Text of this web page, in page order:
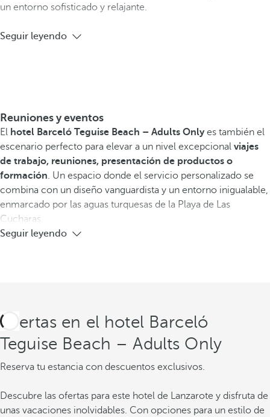
un entorno sofisticado y relajante.
Seguir leyendo
Reuniones y eventos
El hotel Barceló Teguise Beach – Adults Onlyes también el
escenario perfecto para elevar a un nivel excepcional viajes
de trabajo, reuniones, presentación de productos o
formación. Un espacio donde el servicio personalizado se
combina con un diseño vanguardista y un entorno inigualable,
enmarcado por las aguas turquesas de la Playa de Las
Cucharas.
Seguir leyendo
Ofertas en el hotel Barceló
Teguise Beach – Adults Only
Reserva tu estancia con descuentos exclusivos.
Descubre las ofertas para este hotel de Lanzarote y disfruta de
unas vacaciones inolvidables. Con opciones para un estilo de